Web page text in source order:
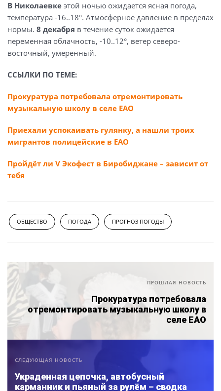
В Николаевке этой ночью ожидается ясная погода,
температура -16..18°. Атмосферное давление в пределах
нормы. 8 декабря в течение суток ожидается
переменная облачность, -10..12°, ветер северо-
восточный, умеренный.
ССЫЛКИ ПО ТЕМЕ:
Прокуратура потребовала отремонтировать
музыкальную школу в селе ЕАО
Приехали успокаивать гулянку, а нашли троих
мигрантов полицейские в ЕАО
Пройдёт ли V Экофест в Биробиджане – зависит от
тебя
ОБЩЕСТВО ПОГОДА ПРОГНОЗ ПОГОДЫ
ПРОШЛАЯ НОВОСТЬ
Прокуратура потребовала
отремонтировать музыкальную школу в
селе ЕАО
СЛЕДУЮЩАЯ НОВОСТЬ
Украденная цепочка, автобусный
карманник и пьяный за рулём – сводка